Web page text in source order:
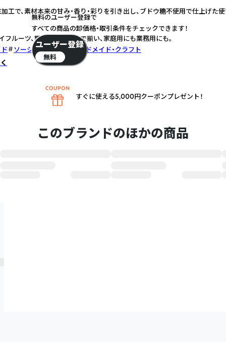
工で、素材本来の甘み・香り・彩りを引き出し、ブドウ糖不使用で仕上げた
フルーツ、野菜パウダーまで揃い、家庭用にも業務用にも。
ソーシャルグッド
ハンドメイド・クラフト
このブランドのほかの商品
無料のユーザー登録で
すべての商品の卸価格・取引条件をチェックできます！
ユーザー登録
無料
すぐに使える5,000円クーポンプレゼント！